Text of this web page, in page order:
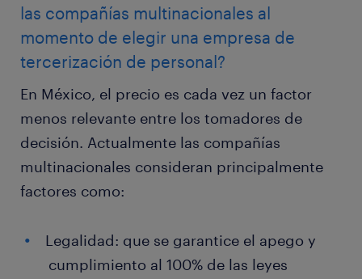
las compañías multinacionales al
momento de elegir una empresa de
tercerización de personal?
En México, el precio es cada vez un factor
menos relevante entre los tomadores de
decisión. Actualmente las compañías
multinacionales consideran principalmente
factores como:
Legalidad: que se garantice el apego y
cumplimiento al 100% de las leyes